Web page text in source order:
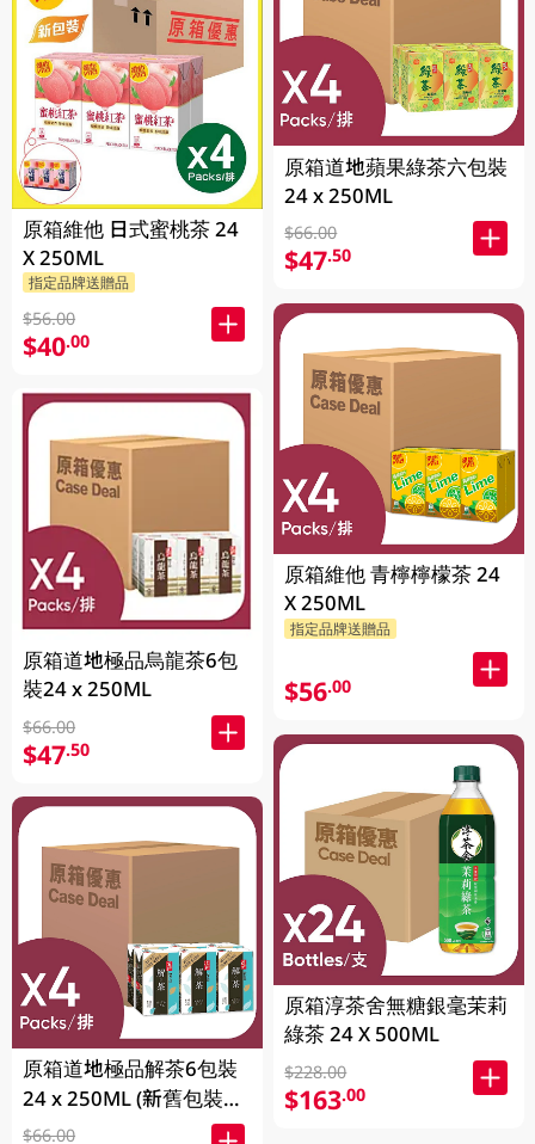
原箱維他 日式蜜桃茶 24
X 250ML
指定品牌送贈品
$56.00
$40.00
原箱道地極品烏龍茶6包
裝24 x 250ML
$66.00
$47.50
原箱道地極品解茶6包裝
24 x 250ML (新舊包裝隨
機發貨)
$66.00
原箱道地蘋果綠茶六包裝
24 x 250ML
$66.00
$47.50
原箱維他 青檸檸檬茶 24
X 250ML
指定品牌送贈品
$56.00
原箱淳茶舍無糖銀毫茉莉
綠茶 24 X 500ML
$228.00
$163.00